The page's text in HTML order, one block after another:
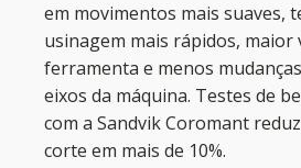
em movimentos mais suaves,
usinagem mais rápidos, maior
ferramenta e menos
eixos da máquina. Testes de
com a Sandvik Coromant
corte em mais de 10%.